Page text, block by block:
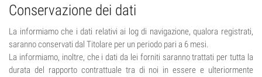
Conservazione dei dati
La informiamo che i dati relativi ai log di navigazione, qualora registrati,
saranno conservati dal Titolare per un periodo pari a 6 mesi.
La informiamo, inoltre, che i dati da lei forniti saranno trattati per tutta la
durata del rapporto contrattuale tra di noi in essere e ulteriormente